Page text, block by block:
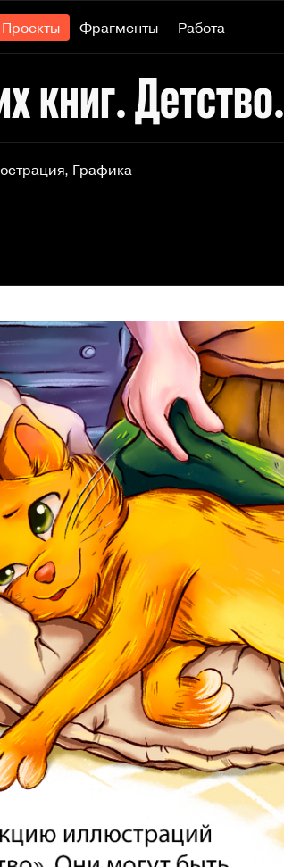
Проекты Фрагменты Работа
книг. Детство.
, Графика